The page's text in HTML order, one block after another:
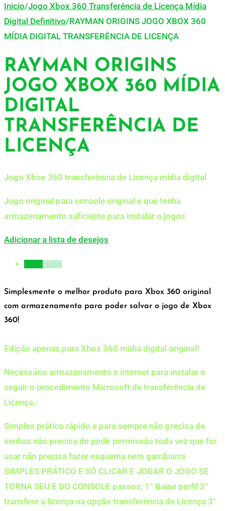
Inicio/Jogo Xbox 360 Transferência de Licença Mídia
Digital Definitivo/RAYMAN ORIGINS JOGO XBOX 360
MÍDIA DIGITAL TRANSFERÊNCIA DE LICENÇA
RAYMAN ORIGINS
JOGO XBOX 360 MÍDIA
DIGITAL
TRANSFERÊNCIA DE
LICENÇA
Jogo Xbox 360 transferência de Licença mídia digital
Jogo original para console original e que tenha
armazenamento suficiente para instalar o jogos
Adicionar a lista de desejos
Descrição
Simplesmente o melhor produto para Xbox 360 original
com armazenamento para poder salvar o jogo de Xbox
360!
Edição apenas para Xbox 360 mídia digital original!
Necessário armazenamento e internet para instalar e
seguir o procedimento Microsoft de transferência de
Licença.:
Simples prático rápido e para sempre não precisa de
senhas não precisa de pedir permissão toda vez que for
usar não precisa fazer esquema nem gambiarra
SIMPLES PRÁTICO E SÓ CLICAR E JOGAR O JOGO SE
TORNA SEU E DO CONSOLE passos; 1° Baixe perfil 2°
transfere a licença na opção transferência de Licença 3°